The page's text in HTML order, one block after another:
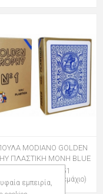
MODIANO GOLDEN
ΠΛΑΣΤΙΚΗ ΜΟΝΗ BLUE
Κωδικός: 016101451
Ποσότητα: 7 (Τεμάχιο)
εμπειρία,